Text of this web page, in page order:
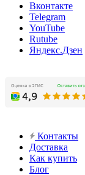
Вконтакте
Telegram
YouTube
Rutube
Яндекс.Дзен
Контакты
Доставка
Как купить
Блог